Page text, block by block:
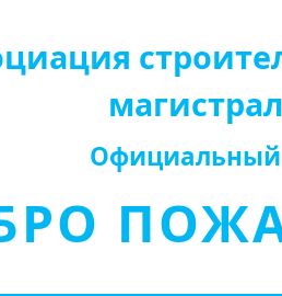
Официальный